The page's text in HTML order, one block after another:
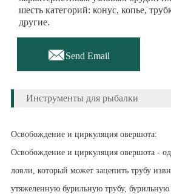
шесть категорий: конус, копье,
другие.
Send Email
Инструменты для рыбалки
Освобождение и циркуляция овершота:
Освобождение и циркуляция овершота -
ловли, который может зацепить трубу
утяжеленную бурильную трубу,